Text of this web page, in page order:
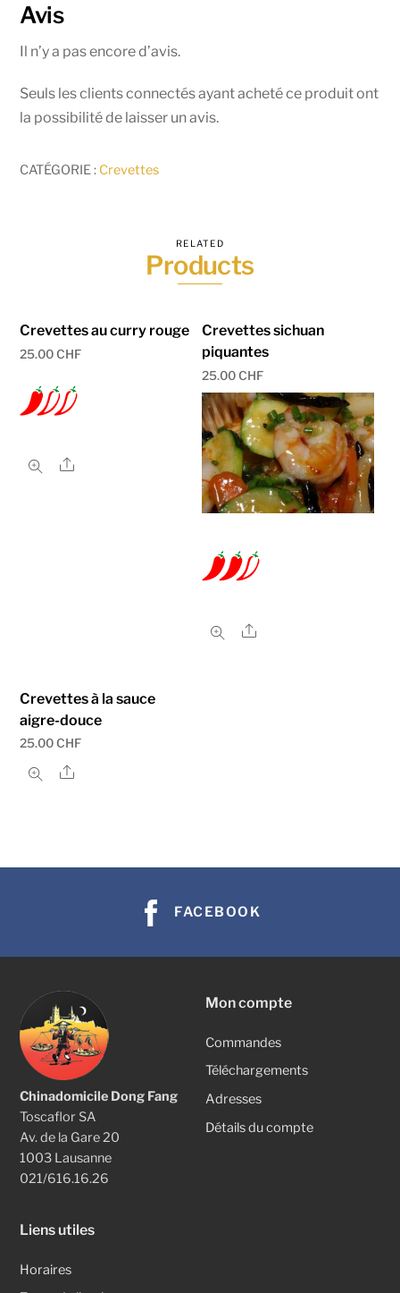
Avis
Il n’y a pas encore d’avis.
Seuls les clients connectés ayant acheté ce produit ont
la possibilité de laisser un avis.
CATÉGORIE : Crevettes
RELATED
Products
Crevettes au curry rouge
25.00CHF
Share
Crevettes sichuan
piquantes
25.00CHF
Share
Crevettes à la sauce
aigre-douce
25.00CHF
Share
FACEBOOK
Chinadomicile Dong Fang
Toscaflor SA
Av. de la Gare 20
1003 Lausanne
021/616.16.26
Mon compte
Commandes
Téléchargements
Adresses
Détails du compte
Liens utiles
Horaires